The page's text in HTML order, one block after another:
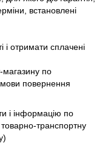
встановлені
і отримати сплачені
магазину по
повернення
і інформацію по
транспортну